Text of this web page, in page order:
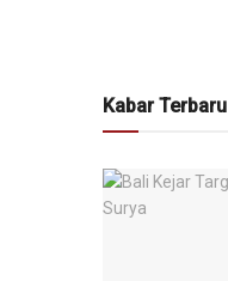
Kabar Terbaru